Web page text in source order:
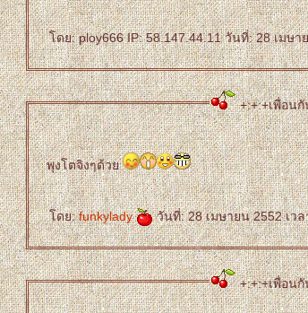
ดย: ploy666 IP: 58.147.44.11 วันที่: 28 เมษา
+:+:+เพื่อน
พุงโตจิงๆด้ว
ดย:funkylady วันที่: 28 เมษายน 2552 เว
+:+:+เพื่อน